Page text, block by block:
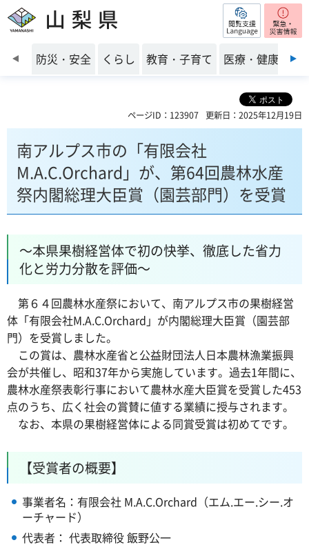
山梨県 閲覧支援
前のスライドを表示
防災・安全 くらし 教育・子育て 医療・健康・福
ページID：123907 更新日：2025年12月19日
南アルプス市の「有限会社
M.A.C.Orchard」が、第64回農林水産
祭内閣総理大臣賞（園芸部門）を受賞
～本県果樹経営体で初の快挙、徹底した省力
化と労力分散を評価～
第６４回農林水産祭において、南アルプス市の果樹経営
体「有限会社M.A.C.Orchard」が内閣総理大臣賞（園芸部
門）を受賞しました。
この賞は、農林水産省と公益財団法人日本農林漁業振興
会が共催し、昭和37年から実施しています。過去1年間に、
農林水産祭表彰行事において農林水産大臣賞を受賞した453
点のうち、広く社会の賞賛に値する業績に授与されます。
なお、本県の果樹経営体による同賞受賞は初めてです。
【受賞者の概要】
事業者名：有限会社 M.A.C.Orchard（エム.エー.シー.オ
ーチャード）
代表者： 代表取締役 飯野公一